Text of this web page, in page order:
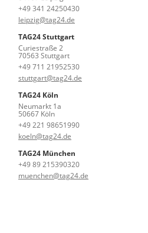
+49 341 24250430
leipzig@tag24.de
TAG24 Stuttgart
Curiestraße 2
70563 Stuttgart
+49 711 21952530
stuttgart@tag24.de
TAG24 Köln
Neumarkt 1a
50667 Köln
+49 221 98651990
koeln@tag24.de
TAG24 München
+49 89 215390320
muenchen@tag24.de